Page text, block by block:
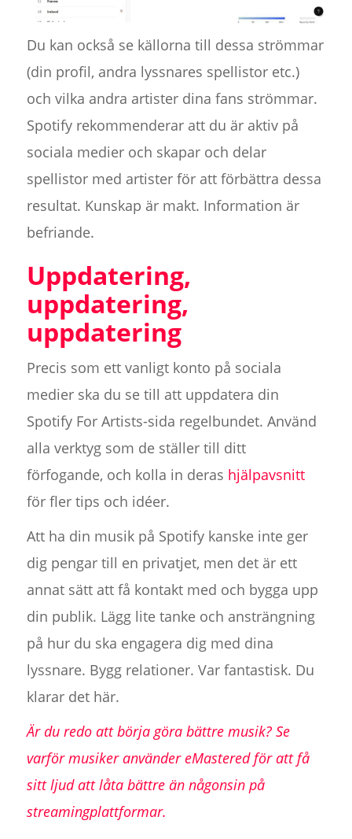
Du kan också se källorna till dessa strömmar
(din profil, andra lyssnares spellistor etc.)
och vilka andra artister dina fans strömmar.
Spotify rekommenderar att du är aktiv på
sociala medier och skapar och delar
spellistor med artister för att förbättra dessa
resultat. Kunskap är makt. Information är
befriande.
Uppdatering,
uppdatering,
uppdatering
Precis som ett vanligt konto på sociala
medier ska du se till att uppdatera din
Spotify For Artists-sida regelbundet. Använd
alla verktyg som de ställer till ditt
förfogande, och kolla in deras hjälpavsnitt
för fler tips och idéer.
Att ha din musik på Spotify kanske inte ger
dig pengar till en privatjet, men det är ett
annat sätt att få kontakt med och bygga upp
din publik. Lägg lite tanke och ansträngning
på hur du ska engagera dig med dina
lyssnare. Bygg relationer. Var fantastisk. Du
klarar det här.
Är du redo att börja göra bättre musik? Se
varför musiker använder eMastered för att få
sitt ljud att låta bättre än någonsin på
streamingplattformar.